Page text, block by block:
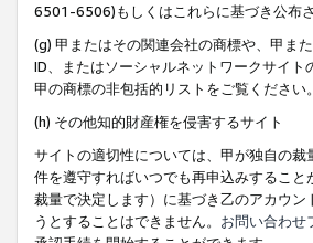
6501-6506)もしくはこれらに基づき公布
(g) 甲またはその関連会社の商標や、甲ま
ID、またはソーシャルネットワークサイ
甲の商標の非包括的リストをご覧ください
(h) その他知的財産権を侵害するサイト
サイトの適切性については、甲が独自の
件を遵守すればいつでも再申込みするこ
裁量で決定します）に基づき乙のアカウ
うとすることはできません。 お問い合わせ